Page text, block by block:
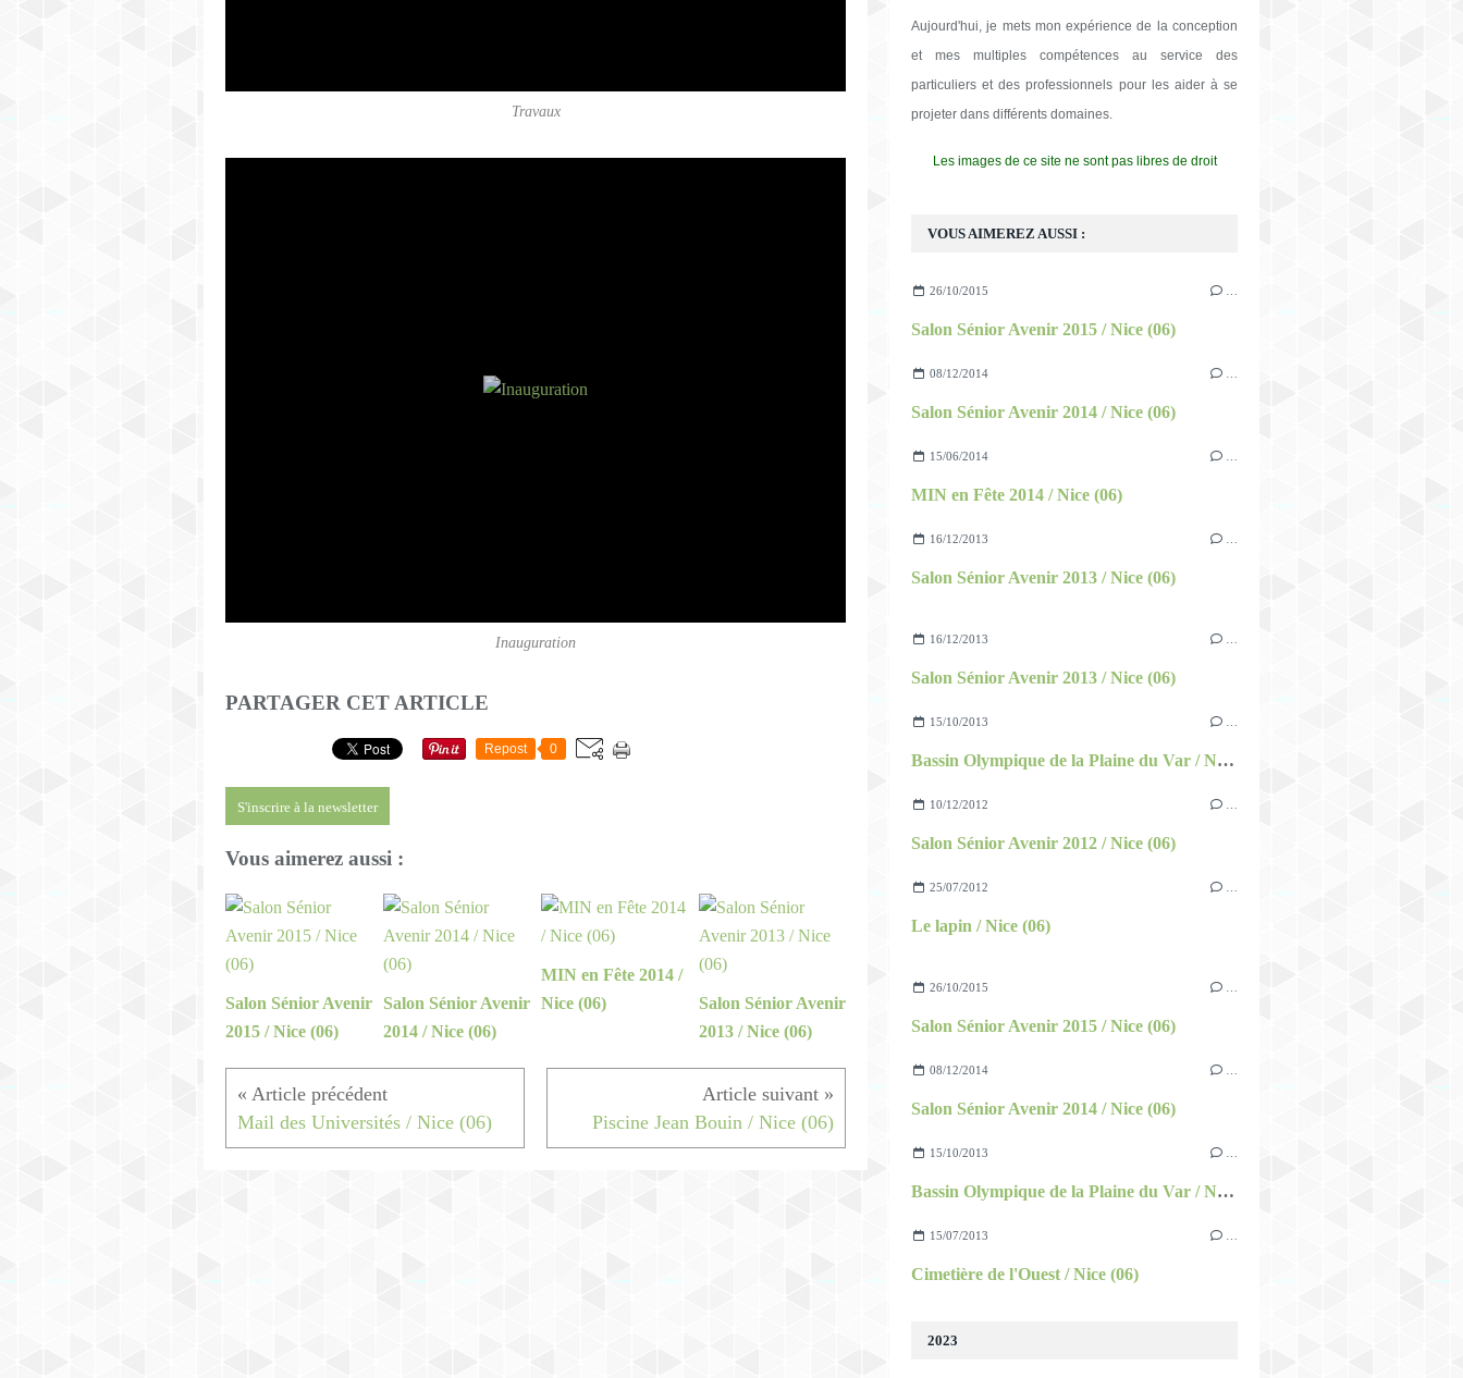
Travaux
Inauguration
PARTAGER CET ARTICLE
Repost 0
S'inscrire à la newsletter
Vous aimerez aussi :
Salon Sénior Avenir
2015 / Nice (06)
Salon Sénior Avenir
2014 / Nice (06)
MIN en Fête 2014 /
Nice (06)
Salon Sénior Avenir
2013 / Nice (06)
Mail des Universités / Nice (06) Piscine Jean Bouin / Nice (06)
VOUS AIMEREZ AUSSI :
26/10/2015
Salon Sénior Avenir 2015 / Nice (06)
08/12/2014
Salon Sénior Avenir 2014 / Nice (06)
15/06/2014
MIN en Fête 2014 / Nice (06)
16/12/2013
Salon Sénior Avenir 2013 / Nice (06)
16/12/2013
Salon Sénior Avenir 2013 / Nice (06)
15/10/2013
Bassin Olympique de la Plaine du Var / Nice (06)
10/12/2012
Salon Sénior Avenir 2012 / Nice (06)
25/07/2012
Le lapin / Nice (06)
26/10/2015
Salon Sénior Avenir 2015 / Nice (06)
08/12/2014
Salon Sénior Avenir 2014 / Nice (06)
15/10/2013
Bassin Olympique de la Plaine du Var / Nice (06)
15/07/2013
Cimetière de l'Ouest / Nice (06)
2023
Aujourd'hui, je mets mon expérience de la conception
et mes multiples compétences au service des
particuliers et des professionnels pour les aider à se
projeter dans différents domaines.
Les images de ce site ne sont pas libres de droit